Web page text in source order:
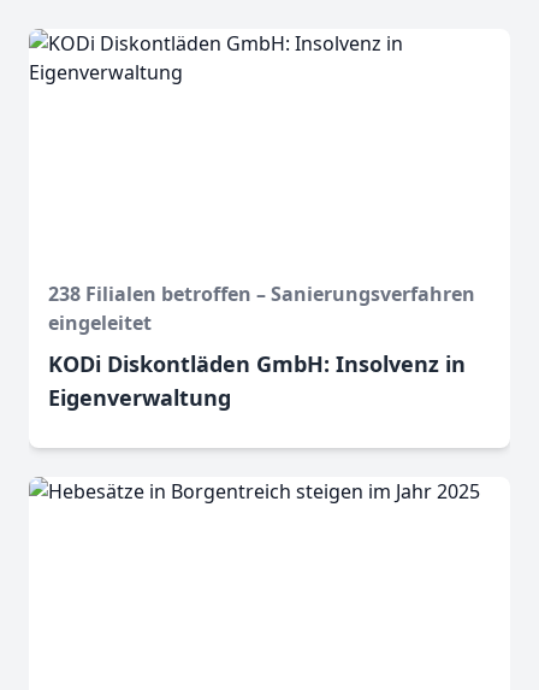
238 Filialen betroffen – Sanierungsverfahren
eingeleitet
KODi Diskontläden GmbH: Insolvenz in
Eigenverwaltung